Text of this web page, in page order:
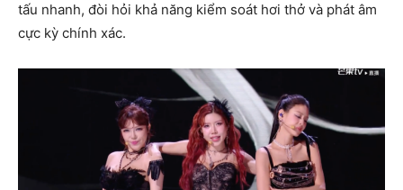
tấu nhanh, đòi hỏi khả năng kiểm soát hơi thở và phát âm
cực kỳ chính xác.